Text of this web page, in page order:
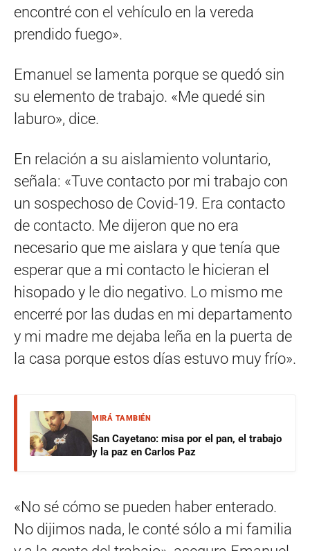
encontré con el vehículo en la vereda
prendido fuego».
Emanuel se lamenta porque se quedó sin
su elemento de trabajo. «Me quedé sin
laburo», dice.
En relación a su aislamiento voluntario,
señala: «Tuve contacto por mi trabajo con
un sospechoso de Covid-19. Era contacto
de contacto. Me dijeron que no era
necesario que me aislara y que tenía que
esperar que a mi contacto le hicieran el
hisopado y le dio negativo. Lo mismo me
encerré por las dudas en mi departamento
y mi madre me dejaba leña en la puerta de
la casa porque estos días estuvo muy frío».
MIRÁ TAMBIÉN
San Cayetano: misa por el pan, el trabajo
y la paz en Carlos Paz
«No sé cómo se pueden haber enterado.
No dijimos nada, le conté sólo a mi familia